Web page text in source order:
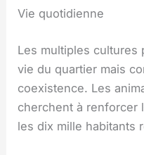
Vie quotidienne
Les multiples cultures
vie du quartier mais
coexistence. Les
cherchent à renforcer
les dix mille habitants